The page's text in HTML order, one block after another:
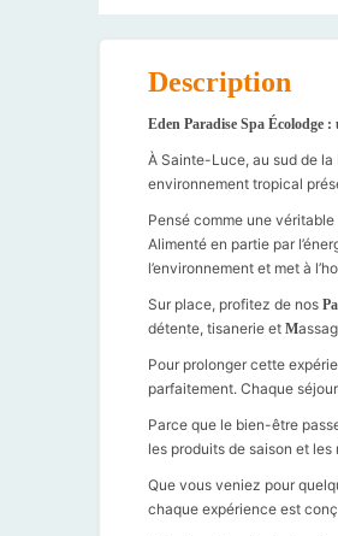
Description
Eden Paradise Spa Écolodge
À Sainte-Luce, au sud de la
environnement tropical
Pensé comme une
Alimenté en partie par
l’environnement et met à
Sur place, profitez de nos
détente, tisanerie et M
Pour prolonger cette
parfaitement. Chaque
Parce que le bien-être
les produits de saison et
Que vous veniez pour
chaque expérience est